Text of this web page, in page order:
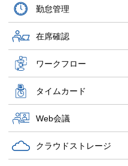
勤怠管理
在席確認
ワークフロー
タイムカード
Web会議
クラウドストレージ